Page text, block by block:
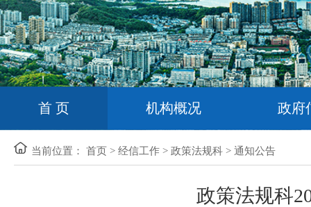
首 页 机构概况 政府
当前位置： 首页 > 经信工作 > 政策法规科 > 通知公告
政策法规科